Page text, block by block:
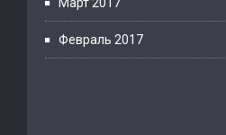
Февраль 2017